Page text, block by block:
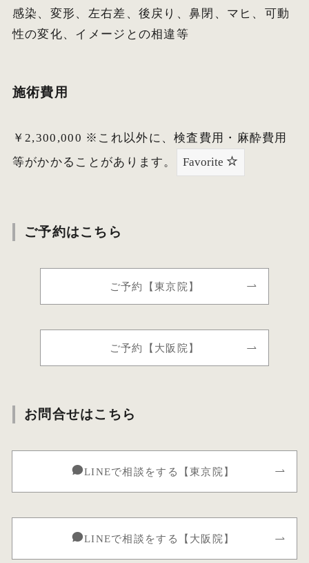
感染、変形、左右差、後戻り、鼻閉、マヒ、可動
性の変化、イメージとの相違等
施術費用
￥2,300,000 ※これ以外に、検査費用・麻酔費用
等がかかることがあります。
Favorite
ご予約はこちら
ご予約【東京院】
ご予約【大阪院】
お問合せはこちら
LINEで相談をする【東京院】
LINEで相談をする【大阪院】